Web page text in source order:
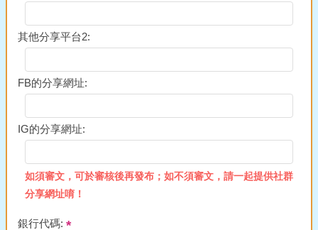
其他分享平台2:
FB的分享網址:
IG的分享網址:
如須審文，可於審核後再發布；如不須審文，請一起提供社群
分享網址唷！
銀行代碼: